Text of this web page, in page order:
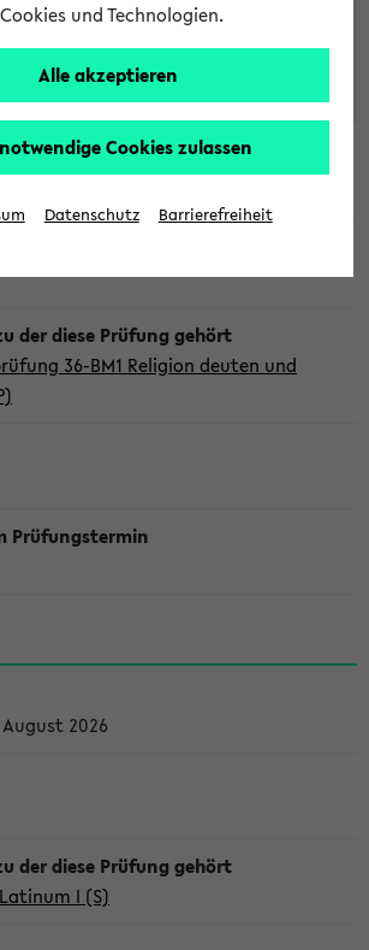
36-BM1 Religion deuten und
2026
I (S)
und Technologien.
Alle akzeptieren
Cookies zulassen
Datenschutz Barrierefreiheit